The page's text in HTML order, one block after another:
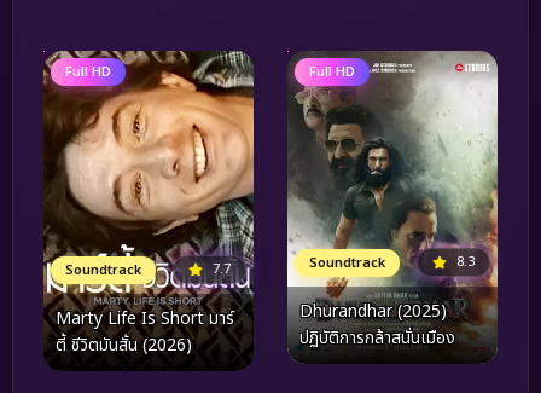
Full HD
Soundtrack 7.7
Marty Life Is Short มาร์
ตี้ ชีวิตมันสั้น (2026)
Full HD
Soundtrack 8.3
Dhurandhar (2025)
ปฏิบัติการกล้าสนั่นเมือง